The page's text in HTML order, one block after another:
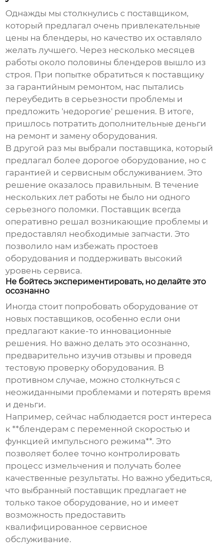
Однажды мы столкнулись с поставщиком,
который предлагал очень привлекательные
цены на блендеры, но качество их оставляло
желать лучшего. Через несколько месяцев
работы около половины блендеров вышло из
строя. При попытке обратиться к поставщику
за гарантийным ремонтом, нас пытались
переубедить в серьезности проблемы и
предложить 'недорогие' решения. В итоге,
пришлось потратить дополнительные деньги
на ремонт и замену оборудования.
В другой раз мы выбрали поставщика, который
предлагал более дорогое оборудование, но с
гарантией и сервисным обслуживанием. Это
решение оказалось правильным. В течение
нескольких лет работы не было ни одного
серьезного поломки. Поставщик всегда
оперативно решал возникающие проблемы и
предоставлял необходимые запчасти. Это
позволило нам избежать простоев
оборудования и поддерживать высокий
уровень сервиса.
Не бойтесь экспериментировать, но делайте это
осознанно
Иногда стоит попробовать оборудование от
новых поставщиков, особенно если они
предлагают какие-то инновационные
решения. Но важно делать это осознанно,
предварительно изучив отзывы и проведя
тестовую проверку оборудования. В
противном случае, можно столкнуться с
неожиданными проблемами и потерять время
и деньги.
Например, сейчас наблюдается рост интереса
к **блендерам с переменной скоростью и
функцией импульсного режима**. Это
позволяет более точно контролировать
процесс измельчения и получать более
качественные результаты. Но важно убедиться,
что выбранный поставщик предлагает не
только такое оборудование, но и имеет
возможность предоставить
квалифицированное сервисное
обслуживание.